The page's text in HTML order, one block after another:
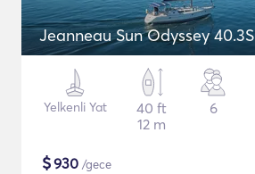
Jeanneau Sun Odyssey 40.3S
Yelkenli Yat
40 ft
12 m
6
$930 /gece